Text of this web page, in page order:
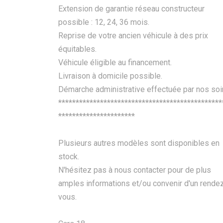
Extension de garantie réseau constructeur
possible : 12, 24, 36 mois.
Reprise de votre ancien véhicule à des prix
équitables.
Véhicule éligible au financement.
Livraison à domicile possible.
Démarche administrative effectuée par nos
**********************
Plusieurs autres modèles sont disponibles en
stock.
N'hésitez pas à nous contacter pour de plus
amples informations et/ou convenir d'un
vous.